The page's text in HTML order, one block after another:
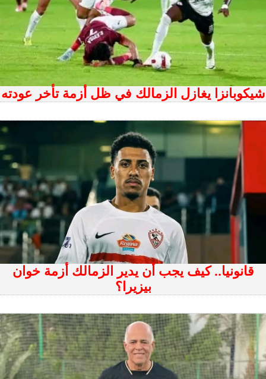
شيكوبانزا يغازل الزمالك في ظل أزمة تأخر عودته
قانونيا.. كيف يجب أن يدير الزمالك أزمة خوان
بيزيرا؟